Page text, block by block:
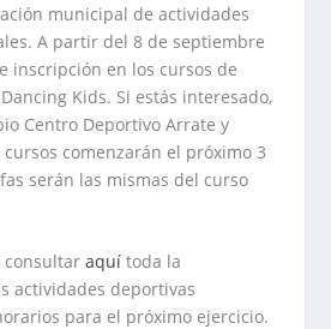
municipal de actividades
A partir del 8 de septiembre
inscripción en los cursos de
Kids. Si estás interesado,
Centro Deportivo Arrate y
comenzarán el próximo 3
serán las mismas del curso
consultaraquítoda la
actividades deportivas
para el próximo ejercicio.